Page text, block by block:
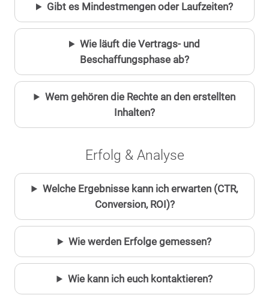
Gibt es Mindestmengen oder Laufzeiten?
Wie läuft die Vertrags- und
Beschaffungsphase ab?
Wem gehören die Rechte an den erstellten
Inhalten?
Erfolg & Analyse
Welche Ergebnisse kann ich erwarten (CTR,
Conversion, ROI)?
Wie werden Erfolge gemessen?
Wie kann ich euch kontaktieren?